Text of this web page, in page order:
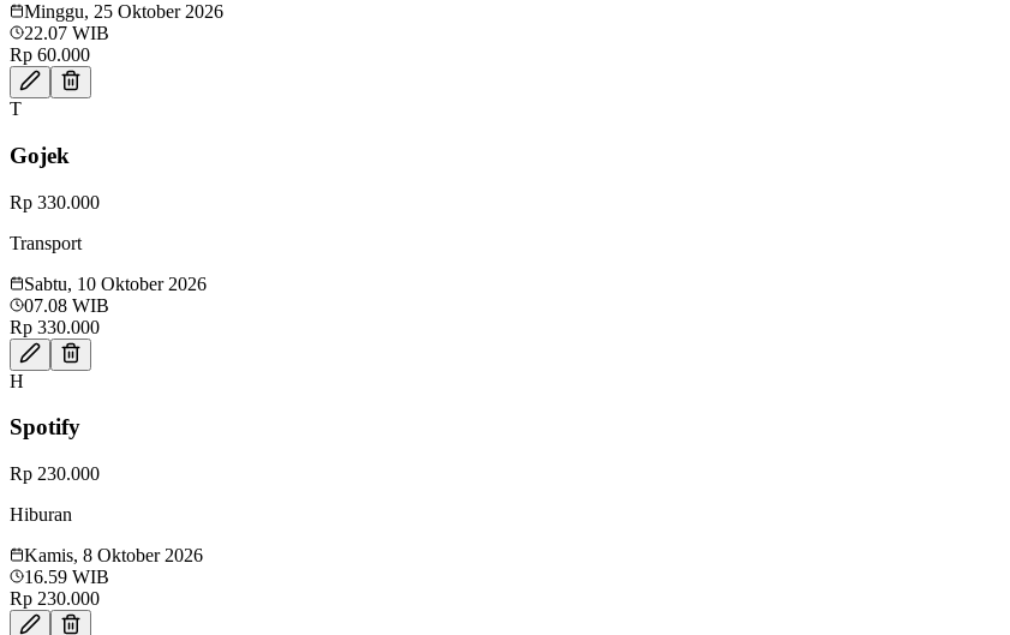
Minggu, 25 Oktober 2026
22.07 WIB
Rp 60.000
T
Gojek
Rp 330.000
Transport
Sabtu, 10 Oktober 2026
07.08 WIB
Rp 330.000
H
Spotify
Rp 230.000
Hiburan
Kamis, 8 Oktober 2026
16.59 WIB
Rp 230.000